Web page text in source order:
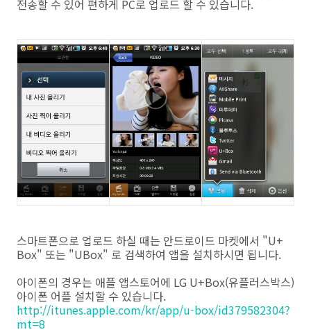
전송할 수 있어 편하게 PC로 업로드 할 수 있습니다.
스마트폰으로 업로드 하실 때는 안드로이드 마켓에서 "U+
Box" 또는 "UBox" 로 검색하여 앱을 설치하시면 됩니다.
아이폰의 경우는 애플 앱스토어에 LG U+Box(유플러스박스)
아이폰 어플 설치할 수 있습니다.
http://itunes.apple.com/kr/app/u-box/id379582304?
mt=8